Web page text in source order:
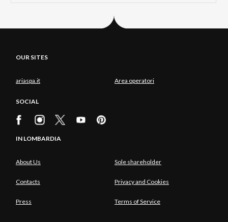
OUR SITES
ariaspa.it Area operatori
SOCIAL
IN LOMBARDIA
About Us Sole shareholder
Contacts Privacy and Cookies
Press Terms of Service